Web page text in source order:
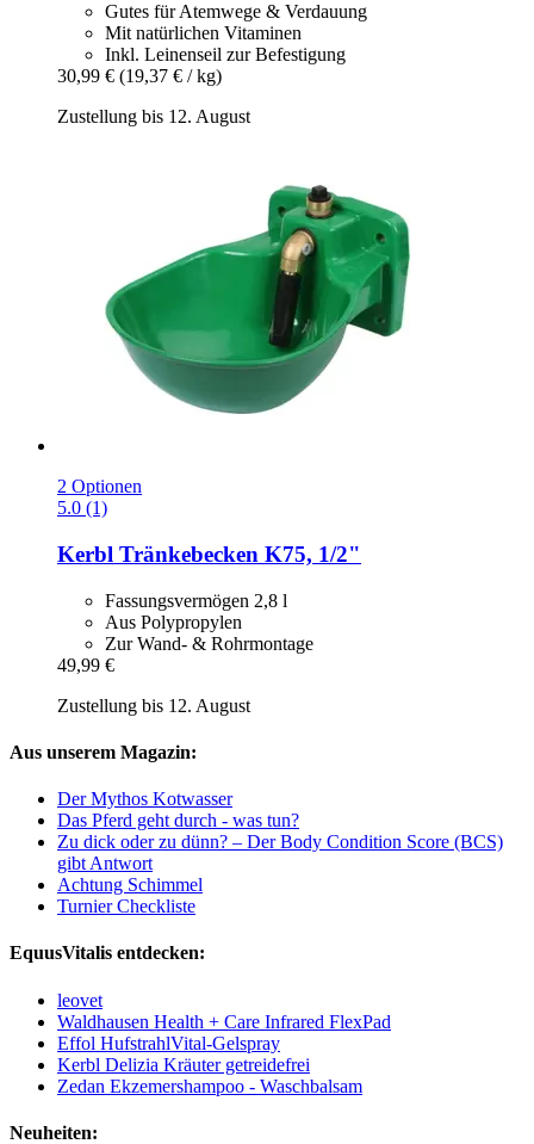
Gutes für Atemwege & Verdauung
Mit natürlichen Vitaminen
Inkl. Leinenseil zur Befestigung
30,99 € (19,37 € / kg)
Zustellung bis 12. August
2 Optionen
5.0 (1)
Kerbl Tränkebecken K75, 1/2"
Fassungsvermögen 2,8 l
Aus Polypropylen
Zur Wand- & Rohrmontage
49,99 €
Zustellung bis 12. August
Aus unserem Magazin:
Der Mythos Kotwasser
Das Pferd geht durch - was tun?
Zu dick oder zu dünn? – Der Body Condition Score (BCS)
gibt Antwort
Achtung Schimmel
Turnier Checkliste
EquusVitalis entdecken:
leovet
Waldhausen Health + Care Infrared FlexPad
Effol HufstrahlVital-Gelspray
Kerbl Delizia Kräuter getreidefrei
Zedan Ekzemershampoo - Waschbalsam
Neuheiten: